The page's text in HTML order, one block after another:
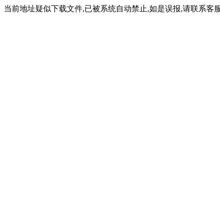
当前地址疑似下载文件,已被系统自动禁止,如是误报,请联系客